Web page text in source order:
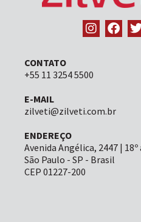
CONTATO
+55 11 3254 5500
E-MAIL
zilveti@zilveti.com.br
ENDEREÇO
Avenida Angélica, 2447 |
São Paulo - SP - Brasil
CEP 01227-200